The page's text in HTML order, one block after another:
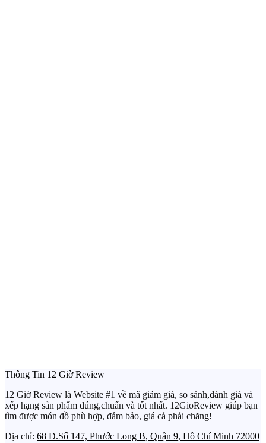
Thông Tin 12 Giờ Review
12 Giờ Review là Website #1 về mã giảm giá, so sánh,đánh giá và
xếp hạng sản phẩm đúng,chuẩn và tốt nhất. 12GioReview giúp bạn
tìm được món đồ phù hợp, đảm bảo, giá cả phải chăng!
Địa chỉ: 68 Đ.Số 147, Phước Long B, Quận 9, Hồ Chí Minh 72000